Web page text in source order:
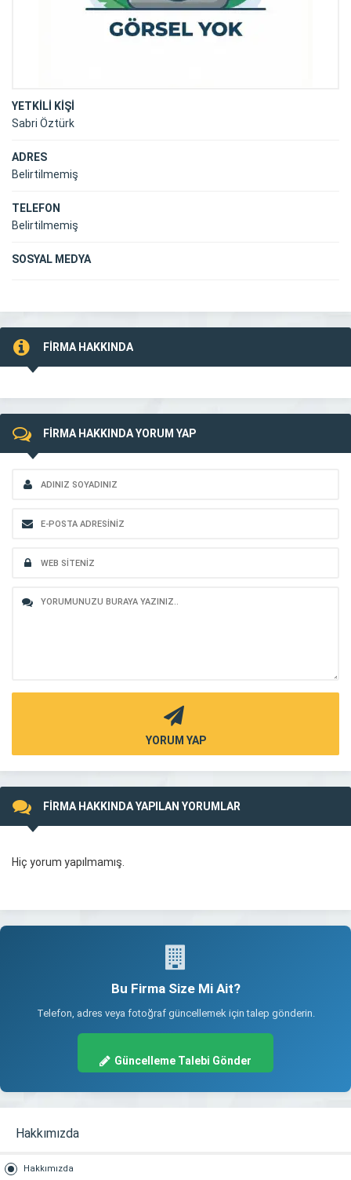
YETKİLİ KİŞİ
Sabri Öztürk
ADRES
Belirtilmemiş
TELEFON
Belirtilmemiş
SOSYAL MEDYA
FİRMA HAKKINDA
FİRMA HAKKINDA YORUM YAP
YORUM YAP
FİRMA HAKKINDA YAPILAN YORUMLAR
Hiç yorum yapılmamış.
Bu Firma Size Mi Ait?
Telefon, adres veya fotoğraf güncellemek için talep gönderin.
Güncelleme Talebi Gönder
Hakkımızda
Hakkımızda